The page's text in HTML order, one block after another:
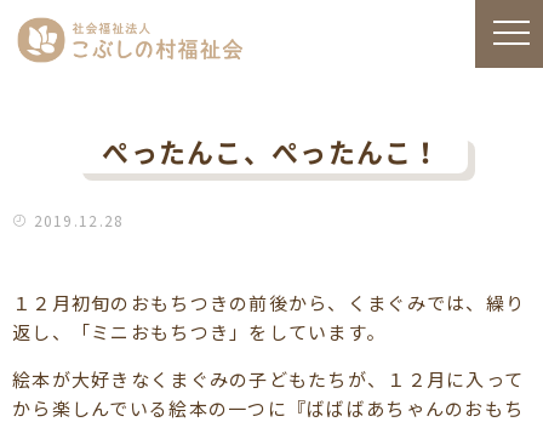
ぺったんこ、ぺったんこ！
2019.12.28
１２月初旬のおもちつきの前後から、くまぐみでは、繰り
返し、「ミニおもちつき」をしています。
絵本が大好きなくまぐみの子どもたちが、１２月に入って
から楽しんでいる絵本の一つに『ばばばあちゃんのおもち